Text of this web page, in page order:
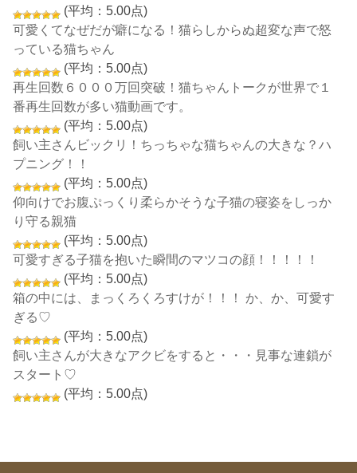
(平均：5.00点)
可愛くてなぜだが癖になる！猫らしからぬ超変な声で怒
っている猫ちゃん
(平均：5.00点)
再生回数６０００万回突破！猫ちゃんトークが世界で１
番再生回数が多い猫動画です。
(平均：5.00点)
飼い主さんビックリ！ちっちゃな猫ちゃんの大きな？ハ
プニング！！
(平均：5.00点)
仰向けでお腹ぷっくり柔らかそうな子猫の寝姿をしっか
り守る親猫
(平均：5.00点)
可愛すぎる子猫を抱いた瞬間のマツコの顔！！！！！
(平均：5.00点)
箱の中には、まっくろくろすけが！！！ か、か、可愛す
ぎる♡
(平均：5.00点)
飼い主さんが大きなアクビをすると・・・見事な連鎖が
スタート♡
(平均：5.00点)